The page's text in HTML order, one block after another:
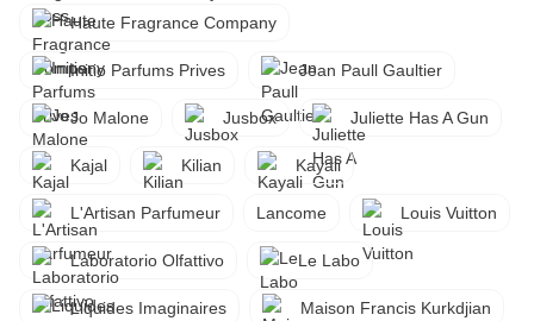
Haute Fragrance Company
Initio Parfums Prives Jean Paull Gaultier
Jo Malone Jusbox Juliette Has A Gun
Kajal Kilian Kayali
L'Artisan Parfumeur Lancome Louis Vuitton
Laboratorio Olfattivo Le Labo
Liquides Imaginaires Maison Francis Kurkdjian